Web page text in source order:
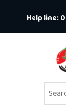
Help line: